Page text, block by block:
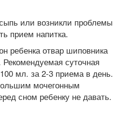
или возникли проблемы
прием напитка.
ребенка отвар шиповника
суточная
мл. за 2-3 приема в день.
мочегонным
сном ребенку не давать.